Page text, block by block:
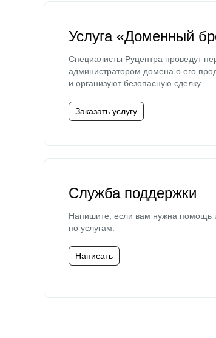
Услуга «Доменный
Специалисты Руцентра проведут
администратором домена о его
и организуют безопасную сделку.
Заказать услугу
Служба поддержки
Напишите, если вам нужна помощь
по услугам.
Написать